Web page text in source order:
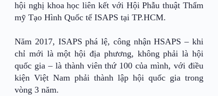
hội nghị khoa học liên kết với Hội Phẫu thuật Thẩm
mỹ Tạo Hình Quốc tế ISAPS tại TP.HCM.
Năm 2017, ISAPS phá lệ, công nhận HSAPS – khi
chỉ mới là một hội địa phương, không phải là hội
quốc gia – là thành viên thứ 100 của mình, với điều
kiện Việt Nam phải thành lập hội quốc gia trong
vòng 3 năm.